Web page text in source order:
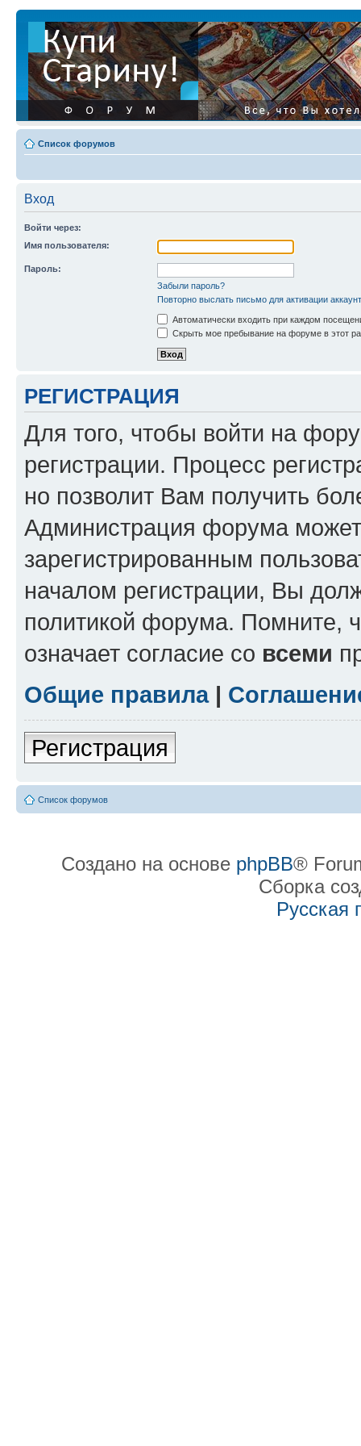
Список форумов
Вход
Войти через:
Имя пользователя:
Пароль:
Забыли пароль?
Повторно выслать письмо для активации
Автоматически входить при каждом
Скрыть мое пребывание на форуме в этот
РЕГИСТРАЦИЯ
Для того, чтобы войти на
регистрации. Процесс
но позволит Вам получить
Администрация форума может
зарегистрированным
началом регистрации, Вы
политикой форума. Помните,
означает согласие со всеми
Общие правила|
Регистрация
Список форумов
Создано на основе phpBB®
Сборка
Русская